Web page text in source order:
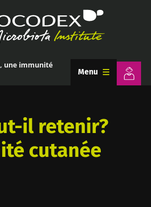
une immunité
Menu
il retenir?
cutanée